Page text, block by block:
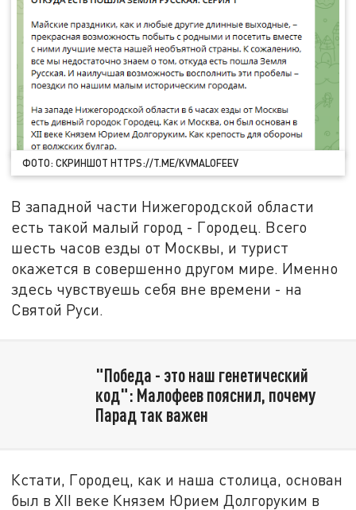
ФОТО: СКРИНШОТ HTTPS://T.ME/KVMALOFEEV
В западной части Нижегородской области
есть такой малый город - Городец. Всего
шесть часов езды от Москвы, и турист
окажется в совершенно другом мире. Именно
здесь чувствуешь себя вне времени - на
Святой Руси.
"Победа - это наш генетический
код": Малофеев пояснил, почему
Парад так важен
Кстати, Городец, как и наша столица, основан
был в XII веке Князем Юрием Долгоруким в